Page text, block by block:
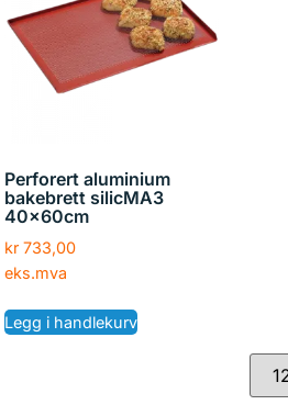
Perforert aluminium
bakebrett silicMA3
40x60cm
kr733,00
eks.mva
Legg i handlekurv